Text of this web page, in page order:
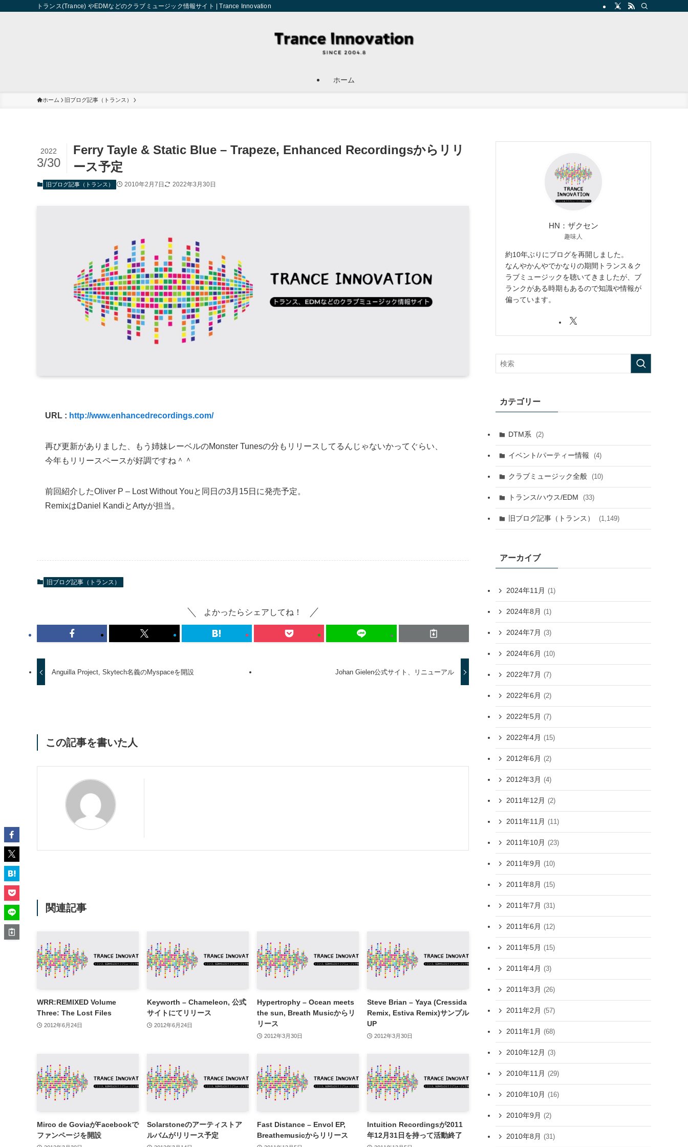
トランス(Trance) やEDMなどのクラブミュージック情報サイト | Trance Innovation
ホーム
ホーム 旧ブログ記事（トランス）
Ferry Tayle & Static Blue – Trapeze, Enhanced Recordingsからリリ
ース予定
2022
3/30
旧ブログ記事（トランス） 2010年2月7日 2022年3月30日
URL : http://www.enhancedrecordings.com/
再び更新がありました、もう姉妹レーベルのMonster Tunesの分もリリースしてるんじゃないかってぐらい、
今年もリリースペースが好調ですね＾＾
前回紹介したOliver P – Lost Without Youと同日の3月15日に発売予定。
RemixはDaniel KandiとArtyが担当。
旧ブログ記事（トランス）
よかったらシェアしてね！
Anguilla Project, Skytech名義のMyspaceを開設 Johan Gielen公式サイト、リニューアル
この記事を書いた人
関連記事
WRR:REMIXED Volume
Three: The Lost Files
2012年6月24日
Keyworth – Chameleon, 公式
サイトにてリリース
2012年6月24日
Hypertrophy – Ocean meets
the sun, Breath Musicからリ
リース
2012年3月30日
Steve Brian – Yaya (Cressida
Remix, Estiva Remix)サンプル
UP
2012年3月30日
Mirco de GoviaがFacebookで
ファンページを開設
Solarstoneのアーティストア
ルバムがリリース予定
Fast Distance – Envol EP,
Breathemusicからリリース
Intuition Recordingsが2011
年12月31日を持って活動終了
HN：ザクセン
趣味人
約10年ぶりにブログを再開しました。
なんやかんやでかなりの期間トランス＆ク
ラブミュージックを聴いてきましたが、ブ
ランクがある時期もあるので知識や情報が
偏っています。
カテゴリー
DTM系 (2)
イベント/パーティー情報 (4)
クラブミュージック全般 (10)
トランス/ハウス/EDM (33)
旧ブログ記事（トランス） (1,149)
アーカイブ
2024年11月 (1)
2024年8月 (1)
2024年7月 (3)
2024年6月 (10)
2022年7月 (7)
2022年6月 (2)
2022年5月 (7)
2022年4月 (15)
2012年6月 (2)
2012年3月 (4)
2011年12月 (2)
2011年11月 (11)
2011年10月 (23)
2011年9月 (10)
2011年8月 (15)
2011年7月 (31)
2011年6月 (12)
2011年5月 (15)
2011年4月 (3)
2011年3月 (26)
2011年2月 (57)
2011年1月 (68)
2010年12月 (3)
2010年11月 (29)
2010年10月 (16)
2010年9月 (2)
2010年8月 (31)